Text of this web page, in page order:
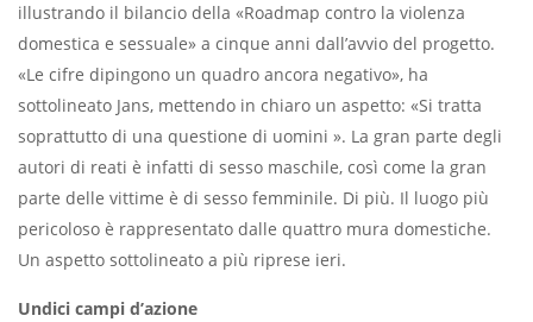
illustrando il bilancio della «Roadmap contro la violenza
domestica e sessuale» a cinque anni dall’avvio del progetto.
«Le cifre dipingono un quadro ancora negativo», ha
sottolineato Jans, mettendo in chiaro un aspetto: «Si tratta
soprattutto di una questione di uomini ». La gran parte degli
autori di reati è infatti di sesso maschile, così come la gran
parte delle vittime è di sesso femminile. Di più. Il luogo più
pericoloso è rappresentato dalle quattro mura domestiche.
Un aspetto sottolineato a più riprese ieri.
Undici campi d’azione